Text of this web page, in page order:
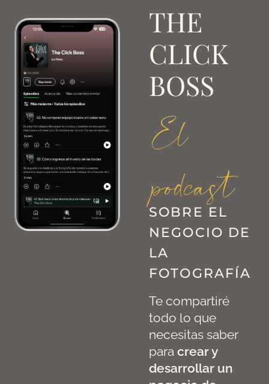
THE
CLICK
BOSS
El
podcast
SOBRE EL
NEGOCIO DE
LA
FOTOGRAFÍA
Te compartiré
todo lo que
necesitas saber
para crear y
desarrollar un